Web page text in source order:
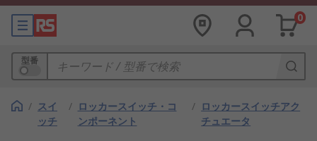
0
型番
/ スイ
ッチ
/
ロッカースイッチ・コ
ンポーネント
/ ロッカースイッチアク
チュエータ